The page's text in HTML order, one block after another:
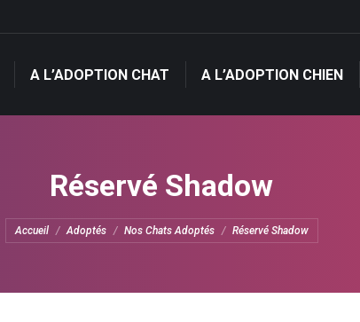
A L’ADOPTION CHAT A L’ADOPTION CHIEN
Réservé Shadow
Vous êtes ici :
Accueil Adoptés Nos Chats Adoptés Réservé Shadow